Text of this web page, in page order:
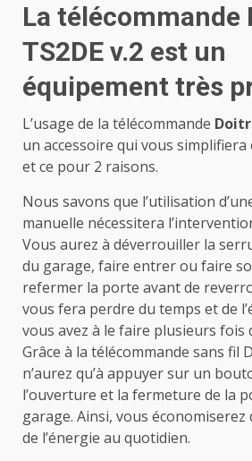
La télécommande
TS2DE v.2 est un
équipement très
L’usage de la télécommande
un accessoire qui vous
et ce pour 2 raisons.
Nous savons que l’utilisation
manuelle nécessitera
Vous aurez à déverrouiller la
du garage, faire entrer ou faire
refermer la porte avant de
vous fera perdre du temps et de
vous avez à le faire plusieurs fois
Grâce à la télécommande sans fil
n’aurez qu’à appuyer sur un
l’ouverture et la fermeture de la
garage. Ainsi, vous
de l’énergie au quotidien.